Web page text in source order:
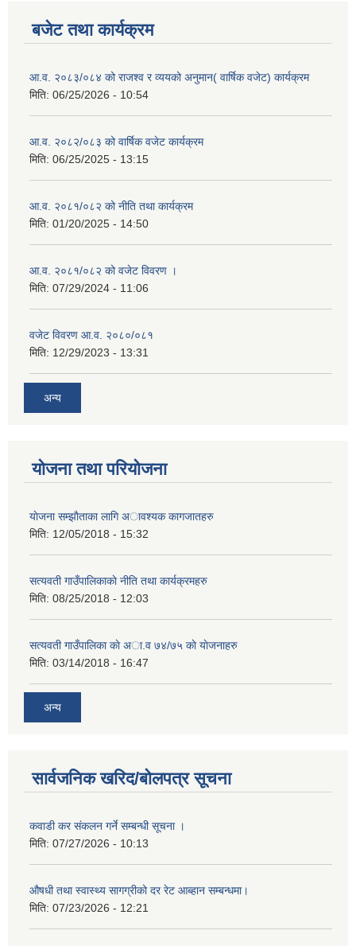
बजेट तथा कार्यक्रम
आ.व. २०८३/०८४ को राजश्व र व्ययको अनुमान( वार्षिक वजेट) कार्यक्रम
मिति: 06/25/2026 - 10:54
आ.व. २०८२/०८३ को वार्षिक वजेट कार्यक्रम
मिति: 06/25/2025 - 13:15
आ.व. २०८१/०८२ को नीति तथा कार्यक्रम
मिति: 01/20/2025 - 14:50
आ.व. २०८१/०८२ को वजेट विवरण ।
मिति: 07/29/2024 - 11:06
वजेट विवरण आ.व. २०८०/०८१
मिति: 12/29/2023 - 13:31
अन्य
योजना तथा परियोजना
याेजना सम्झाैताका लागि अावश्यक कागजातहरु
मिति: 12/05/2018 - 15:32
सत्यवती गाउँपालिकाकाे नीति तथा कार्यक्रमहरु
मिति: 08/25/2018 - 12:03
सत्यवती गाउँपालिका काे अा‍.व ७४/७५ काे याेजनाहरु
मिति: 03/14/2018 - 16:47
अन्य
सार्वजनिक खरिद/बोलपत्र सूचना
कवाडी कर संकलन गर्ने सम्बन्धी सूचना ।
मिति: 07/27/2026 - 10:13
औषधी तथा स्वास्थ्य सागग्रीको दर रेट आब्हान सम्बन्धमा।
मिति: 07/23/2026 - 12:21